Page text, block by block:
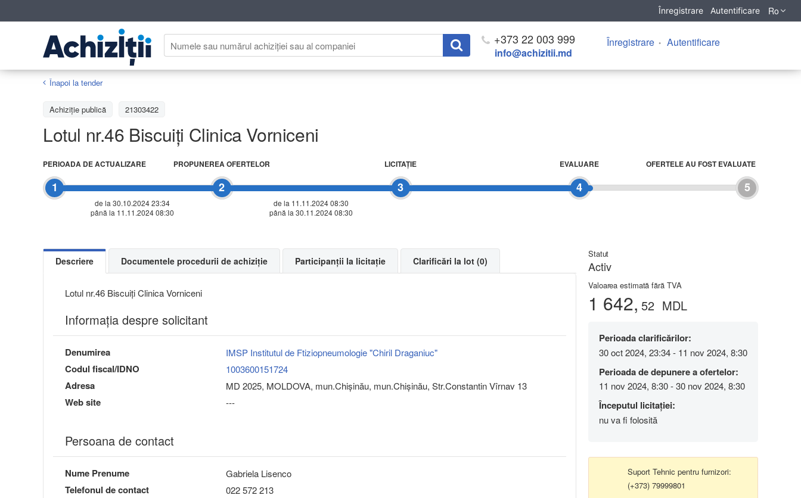
Înregistrare Autentificare Ro
+373 22 003 999
info@achizitii.md
Înregistrare Autentificare
Înapoi la tender
Achiziţie publică 21303422
Lotul nr.46 Biscuiți Clinica Vorniceni
1
PERIOADA DE ACTUALIZARE
de la 30.10.2024 23:34
până la 11.11.2024 08:30
2
PROPUNEREA OFERTELOR
de la 11.11.2024 08:30
până la 30.11.2024 08:30
3
LICITAŢIE
4
EVALUARE
5
OFERTELE AU FOST EVALUATE
Statut
Activ
Valoarea estimată fără TVA
1 642, 52 MDL
Perioada clarificărilor:
30 oct 2024, 23:34 - 11 nov 2024, 8:30
Perioada de depunere a ofertelor:
11 nov 2024, 8:30 - 30 nov 2024, 8:30
Începutul licitației:
nu va fi folosită
Suport Tehnic pentru furnizori:
(+373) 79999801
Descriere Documentele procedurii de achiziție Participanții la licitație Clarificări la lot (0)
Lotul nr.46 Biscuiți Clinica Vorniceni
Informaţia despre solicitant
Denumirea IMSP Institutul de Ftiziopneumologie "Chiril Draganiuc"
Codul fiscal/IDNO 1003600151724
Adresa MD 2025, MOLDOVA, mun.Chişinău, mun.Chişinău, Str.Constantin Vîrnav 13
Web site ---
Persoana de contact
Nume Prenume Gabriela Lisenco
Telefonul de contact 022 572 213